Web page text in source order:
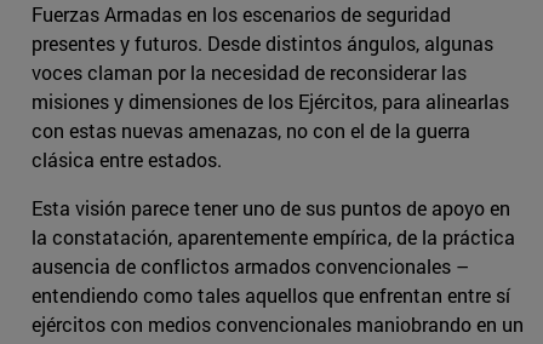
Fuerzas Armadas en los escenarios de seguridad
presentes y futuros. Desde distintos ángulos, algunas
voces claman por la necesidad de reconsiderar las
misiones y dimensiones de los Ejércitos, para alinearlas
con estas nuevas amenazas, no con el de la guerra
clásica entre estados.
Esta visión parece tener uno de sus puntos de apoyo en
la constatación, aparentemente empírica, de la práctica
ausencia de conflictos armados convencionales –
entendiendo como tales aquellos que enfrentan entre sí
ejércitos con medios convencionales maniobrando en un